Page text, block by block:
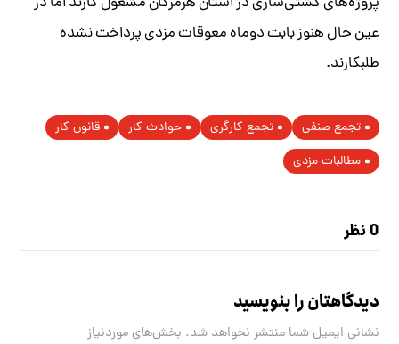
عین حال هنوز بابت دوماه معوقات مزدی پرداخت نشده
طلبکارند.
تجمع صنفی تجمع کارگری حوادث كار
قانون کار
مطالبات مزدی
0 نظر
دیدگاهتان را بنویسید
نشانی ایمیل شما منتشر نخواهد شد. بخش‌های موردنیاز